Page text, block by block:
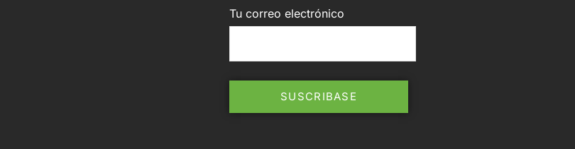
Tu correo electrónico